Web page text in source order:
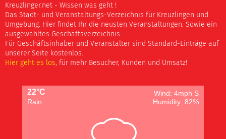
Kreuzlinger.net - Wissen was geht !
Das Stadt- und Veranstaltungs-Verzeichnis für Kreuzlingen und
Umgebung. Hier findet Ihr die neusten Veranstaltungen. Sowie ein
ausgewähltes Geschäftsverzeichnis.
Für Geschäftsinhaber und Veranstalter sind Standard-Einträge auf
unserer Seite kostenlos.
Hier geht es los, für mehr Besucher, Kunden und Umsatz!
22°C
Wind: 4mph S
Rain
Humidity: 82%